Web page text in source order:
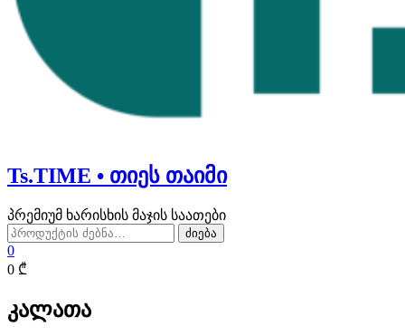
Ts.TIME • თიეს თაიმი
პრემიუმ ხარისხის მაჯის საათები
ძებნა:
ძიება
0
0 ₾
კალათა